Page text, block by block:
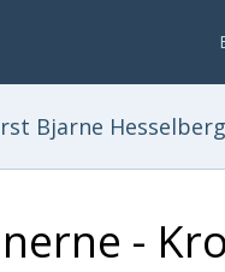
Bjarne Hesselberg
-